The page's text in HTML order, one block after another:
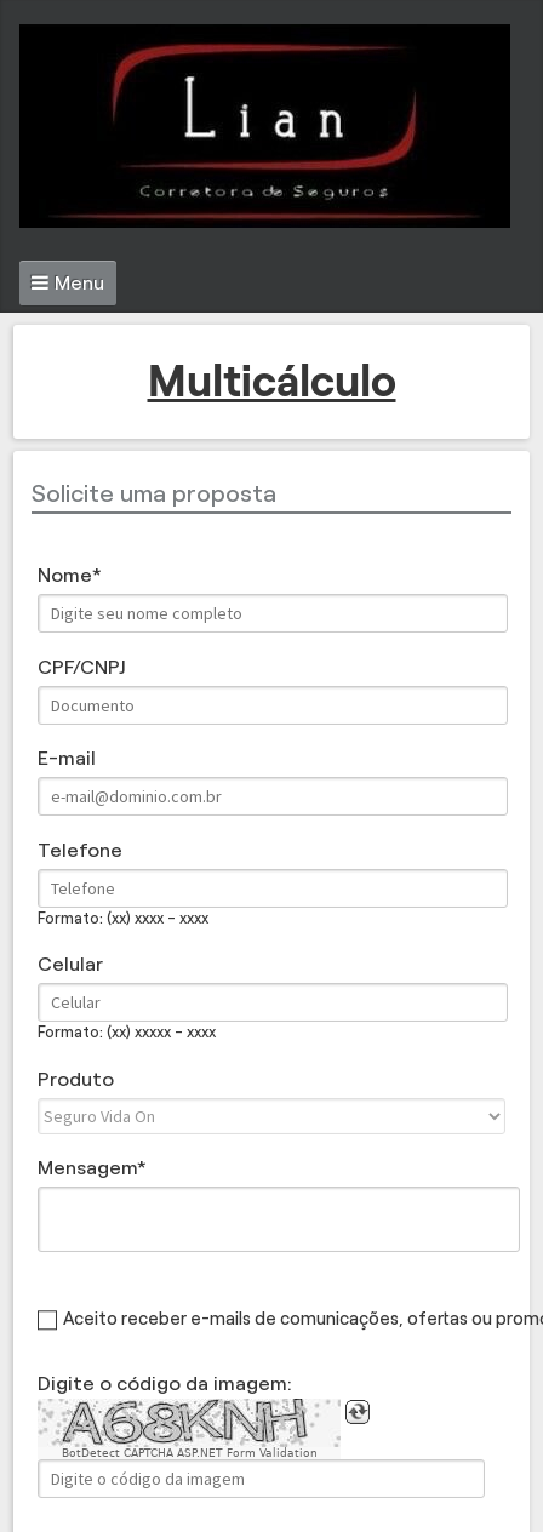
Menu
Multicálculo
Solicite uma proposta
Nome
CPF/CNPJ
E-mail
Telefone
Formato: (xx) xxxx - xxxx
Celular
Formato: (xx) xxxxx - xxxx
Produto
Mensagem
Aceito receber e-mails de comunicações, ofertas ou
Digite o código da imagem:
BotDetect CAPTCHA ASP.NET Form Validation